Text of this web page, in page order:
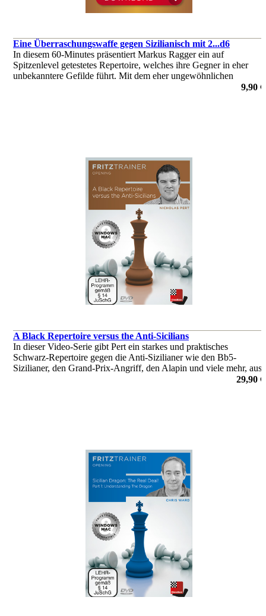
Eine Überraschungswaffe gegen Sizilianisch mit 2...d6
In diesem 60-Minutes präsentiert Markus Ragger ein auf
Spitzenlevel getestetes Repertoire, welches ihre Gegner in eher
unbekanntere Gefilde führt. Mit dem eher ungewöhnlichen
Schlagen auf d4 mit der Dame wird das Grundsystem eingeleitet.
9,90 €
A Black Repertoire versus the Anti-Sicilians
In dieser Video-Serie gibt Pert ein starkes und praktisches
Schwarz-Repertoire gegen die Anti-Sizilianer wie den Bb5-
Sizilianer, den Grand-Prix-Angriff, den Alapin und viele mehr, aus
29,90 €